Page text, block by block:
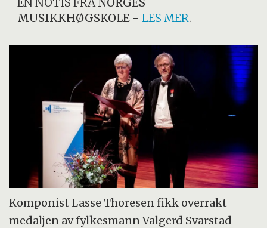
MUSIKKHØGSKOLE -LES MER.
Komponist Lasse Thoresen fikk overrakt
medaljen av fylkesmann Valgerd Svarstad